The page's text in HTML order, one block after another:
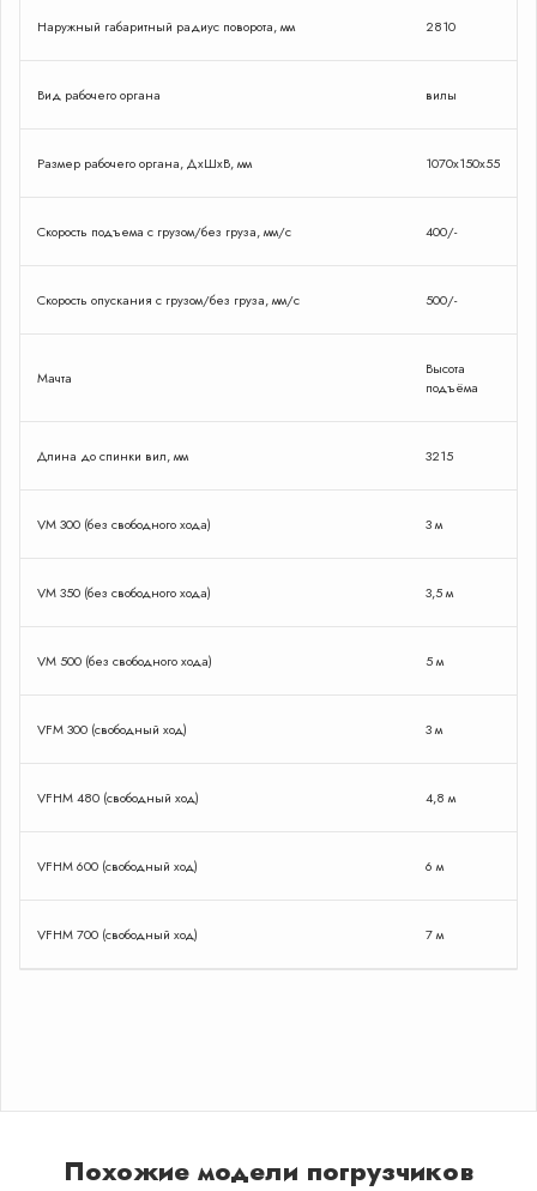
Наружный габаритный радиус поворота, мм 2810
Вид рабочего органа вилы
Размер рабочего органа, ДхШхВ, мм 1070х150х55
Скорость подъема с грузом/без груза, мм/с 400/-
Скорость опускания с грузом/без груза, мм/с 500/-
Мачта
Высота
подъёма
Длина до спинки вил, мм 3215
VM 300 (без свободного хода) 3 м
VM 350 (без свободного хода) 3,5 м
VM 500 (без свободного хода) 5 м
VFM 300 (свободный ход) 3 м
VFHM 480 (свободный ход) 4,8 м
VFHM 600 (свободный ход) 6 м
VFHM 700 (свободный ход) 7 м
Похожие модели погрузчиков